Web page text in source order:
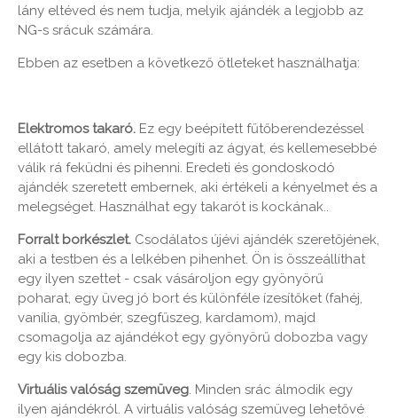
lány eltéved és nem tudja, melyik ajándék a legjobb az
NG-s srácuk számára.
Ebben az esetben a következő ötleteket használhatja:
Elektromos takaró. Ez egy beépített fűtőberendezéssel
ellátott takaró, amely melegíti az ágyat, és kellemesebbé
válik rá feküdni és pihenni. Eredeti és gondoskodó
ajándék szeretett embernek, aki értékeli a kényelmet és a
melegséget. Használhat egy takarót is kockának..
Forralt borkészlet. Csodálatos újévi ajándék szeretőjének,
aki a testben és a lelkében pihenhet. Ön is összeállíthat
egy ilyen szettet - csak vásároljon egy gyönyörű
poharat, egy üveg jó bort és különféle ízesítőket (fahéj,
vanília, gyömbér, szegfűszeg, kardamom), majd
csomagolja az ajándékot egy gyönyörű dobozba vagy
egy kis dobozba.
Virtuális valóság szemüveg. Minden srác álmodik egy
ilyen ajándékról. A virtuális valóság szemüveg lehetővé